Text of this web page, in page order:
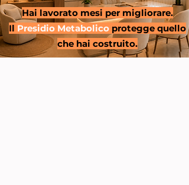
Hai lavorato mesi per migliorare.
Il Presidio Metabolico protegge quello
che hai costruito.